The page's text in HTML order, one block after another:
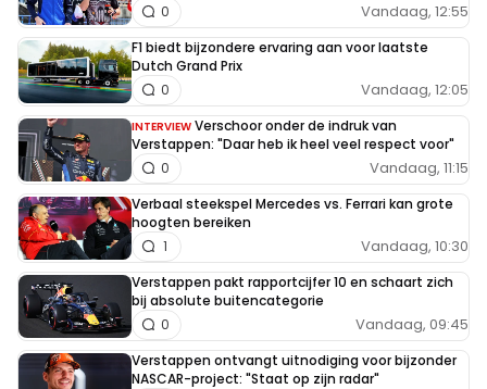
Vandaag, 12:55
0
F1 biedt bijzondere ervaring aan voor laatste
Dutch Grand Prix
Vandaag, 12:05
0
INTERVIEW Verschoor onder de indruk van
Verstappen: "Daar heb ik heel veel respect voor"
Vandaag, 11:15
0
Verbaal steekspel Mercedes vs. Ferrari kan grote
hoogten bereiken
Vandaag, 10:30
1
Verstappen pakt rapportcijfer 10 en schaart zich
bij absolute buitencategorie
Vandaag, 09:45
0
Verstappen ontvangt uitnodiging voor bijzonder
NASCAR-project: "Staat op zijn radar"